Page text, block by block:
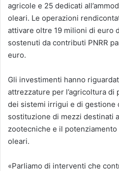
agricole e 25 dedicati
oleari. Le operazioni
attivare oltre 19 milioni di euro
sostenuti da contributi PNRR
euro.
Gli investimenti hanno
attrezzature per l’agricoltura di
dei sistemi irrigui e di gestione
sostituzione di mezzi destinati
zootecniche e il
oleari.
«Parliamo di interventi che